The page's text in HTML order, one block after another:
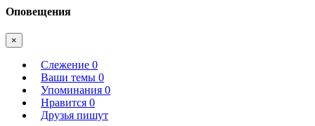
Оповещения
×
Слежение 0
Ваши темы 0
Упоминания 0
Нравится 0
Друзья пишут